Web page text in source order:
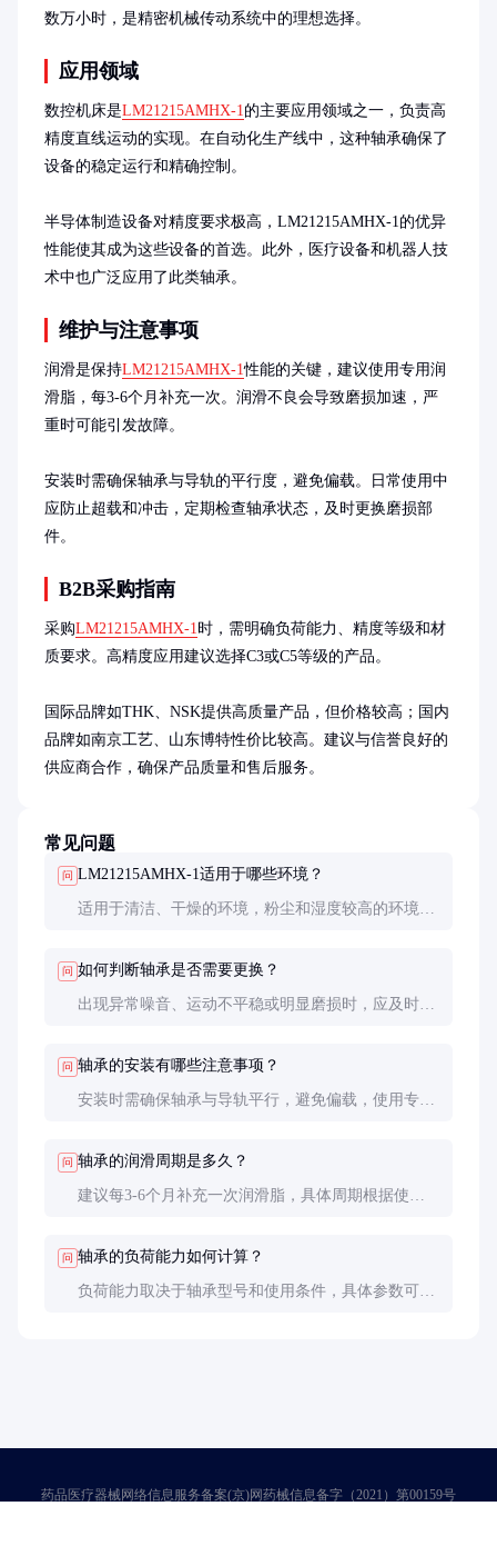
数万小时，是精密机械传动系统中的理想选择。
应用领域
数控机床是LM21215AMHX-1的主要应用领域之一，负责高
精度直线运动的实现。在自动化生产线中，这种轴承确保了
设备的稳定运行和精确控制。
半导体制造设备对精度要求极高，LM21215AMHX-1的优异
性能使其成为这些设备的首选。此外，医疗设备和机器人技
术中也广泛应用了此类轴承。
维护与注意事项
润滑是保持LM21215AMHX-1性能的关键，建议使用专用润
滑脂，每3-6个月补充一次。润滑不良会导致磨损加速，严
重时可能引发故障。
安装时需确保轴承与导轨的平行度，避免偏载。日常使用中
应防止超载和冲击，定期检查轴承状态，及时更换磨损部
件。
B2B采购指南
采购LM21215AMHX-1时，需明确负荷能力、精度等级和材
质要求。高精度应用建议选择C3或C5等级的产品。
国际品牌如THK、NSK提供高质量产品，但价格较高；国内
品牌如南京工艺、山东博特性价比较高。建议与信誉良好的
供应商合作，确保产品质量和售后服务。
常见问题
问 LM21215AMHX-1适用于哪些环境？
适用于清洁、干燥的环境，粉尘和湿度较高的环境需
问 如何判断轴承是否需要更换？
出现异常噪音、运动不平稳或明显磨损时，应及时更
问 轴承的安装有哪些注意事项？
安装时需确保轴承与导轨平行，避免偏载，使用专用
问 轴承的润滑周期是多久？
建议每3-6个月补充一次润滑脂，具体周期根据使用
问 轴承的负荷能力如何计算？
负荷能力取决于轴承型号和使用条件，具体参数可参
药品医疗器械网络信息服务备案(京)网药械信息备字（2021）第00159号